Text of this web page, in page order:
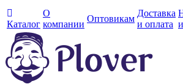
Каталог
О
компании
Оптовикам
Доставка
и оплата